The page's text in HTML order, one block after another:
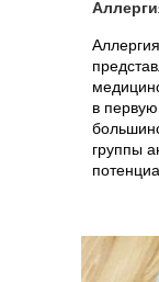
в
группы